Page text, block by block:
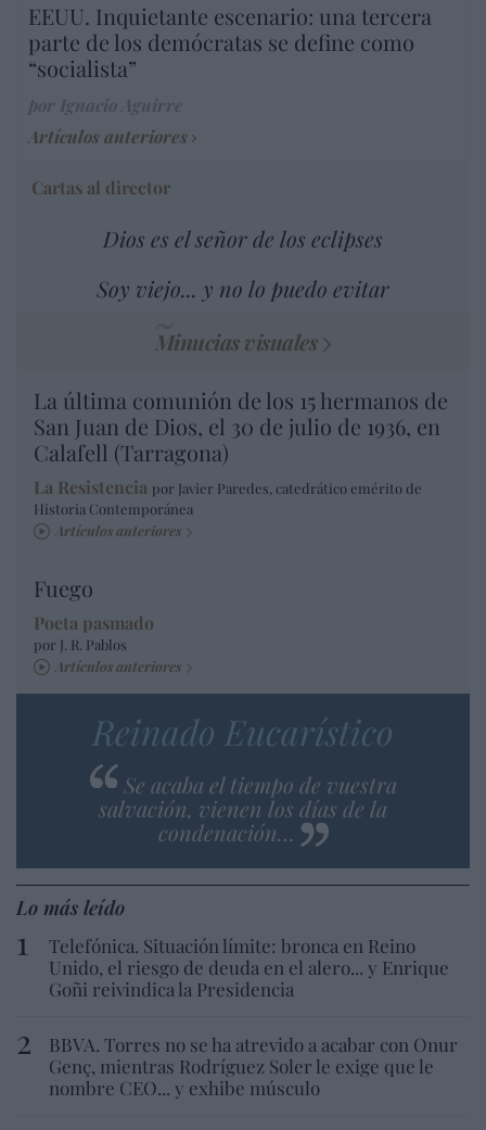
EEUU. Inquietante escenario: una tercera
parte de los demócratas se define como
“socialista”
Artículos anteriores
Cartas al director
Dios es el señor de los eclipses
Soy viejo... y no lo puedo evitar
Minucias visuales
La última comunión de los 15 hermanos de
San Juan de Dios, el 30 de julio de 1936, en
Calafell (Tarragona)
La Resistencia por Javier Paredes, catedrático emérito de
Historia Contemporánea
Artículos anteriores
Fuego
Poeta pasmado
por J. R. Pablos
Artículos anteriores
Reinado Eucarístico
Se acaba el tiempo de vuestra
salvación, vienen los días de la
condenación…
Lo más leído
Telefónica. Situación límite: bronca en Reino
Unido, el riesgo de deuda en el alero... y Enrique
Goñi reivindica la Presidencia
BBVA. Torres no se ha atrevido a acabar con Onur
Genç, mientras Rodríguez Soler le exige que le
nombre CEO... y exhibe músculo